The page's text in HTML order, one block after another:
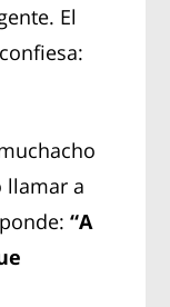
El
llamar a
“A